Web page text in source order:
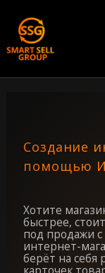
Создание
помощью
Хотите
быстрее,
под продажи
интернет-
берёт на